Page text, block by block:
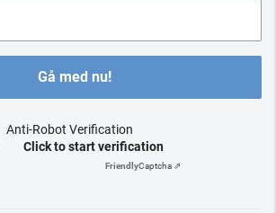
Gå med nu!
Anti-Robot Verification
Click to start verification
FriendlyCaptcha ⇗